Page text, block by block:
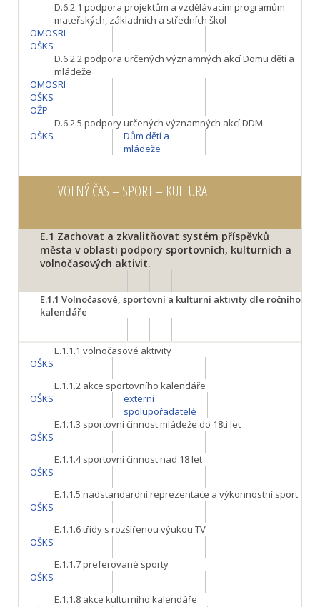
D.6.2.1 podpora projektům a vzdělávacím programům
mateřských, základních a středních škol
OMOSRI
OŠKS
D.6.2.2podpora určených významných akcí Domu dětí a
mládeže
OMOSRI
OŠKS
OŽP
D.6.2.5 podpory určených významných akcí DDM
OŠKS
Dům dětí a
mládeže
E.VOLNÝ ČAS – SPORT – KULTURA
E.1 Zachovat a zkvalitňovat systém příspěvků
města v oblasti podpory sportovních, kulturních a
volnočasových aktivit.
E.1.1 Volnočasové, sportovní a kulturní aktivity dle ročního
kalendáře
E.1.1.1 volnočasové aktivity
OŠKS
E.1.1.2 akce sportovního kalendáře
OŠKS
externí
spolupořadatelé
E.1.1.3 sportovní činnost mládeže do 18ti let
OŠKS
E.1.1.4sportovní činnost nad 18 let
OŠKS
E.1.1.5 nadstandardní reprezentace a výkonnostní sport
OŠKS
E.1.1.6třídy s rozšířenou výukou TV
OŠKS
E.1.1.7preferované sporty
OŠKS
E.1.1.8 akce kulturního kalendáře